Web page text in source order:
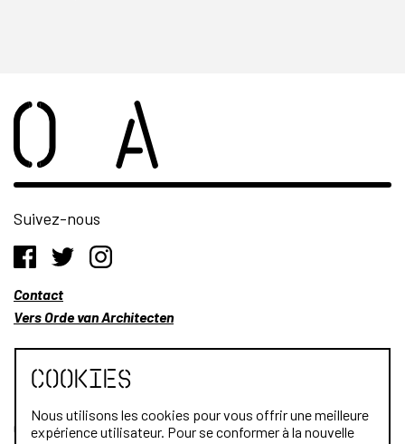
Suivez-nous
Contact
Vers Orde van Architecten
Qui sommes-nous?
Cookies
Nous utilisons les cookies pour vous offrir une meilleure
expérience utilisateur. Pour se conformer à la nouvelle